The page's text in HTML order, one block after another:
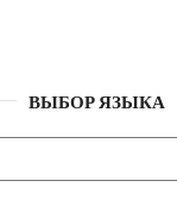
ВЫБОР ЯЗЫКА